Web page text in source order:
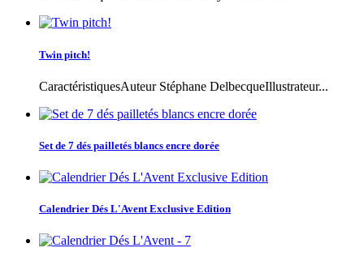
Twin pitch!
CaractéristiquesAuteur Stéphane DelbecqueIllustrateur...
Set de 7 dés pailletés blancs encre dorée
Calendrier Dés L'Avent Exclusive Edition